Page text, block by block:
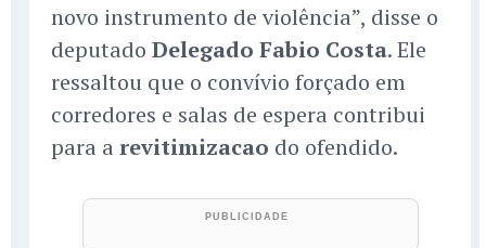
novo instrumento de violência”, disse o
deputado Delegado Fabio Costa. Ele
ressaltou que o convívio forçado em
corredores e salas de espera contribui
para a revitimizacao do ofendido.